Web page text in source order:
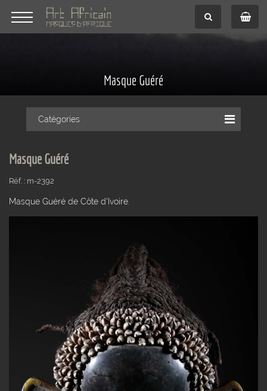
Masque Guéré
Catégories
Masque Guéré
Réf. : m-2392
Masque Guéré de Côte d'Ivoire.